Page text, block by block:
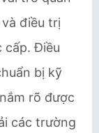
điều trị
cấp. Điều
bị kỹ
rõ được
các trường